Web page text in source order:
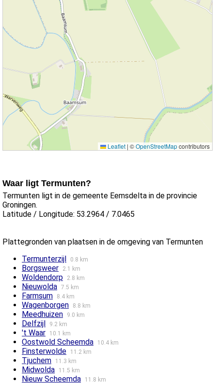
Leaflet | ©OpenStreetMapcontributors
Waar ligt Termunten?
Termunten ligt in de gemeente Eemsdelta in de provincie
Groningen.
Latitude / Longitude: 53.2964 / 7.0465
Plattegronden van plaatsen in de omgeving van Termunten
Termunterzijl
0.8 km
Borgsweer 2.1 km
Woldendorp 2.8 km
Nieuwolda 7.5 km
Farmsum 8.4 km
Wagenborgen 8.8 km
Meedhuizen 9.0 km
Delfzijl 9.2 km
't Waar 10.1 km
Oostwold Scheemda 10.4 km
Finsterwolde 11.2 km
Tjuchem 11.3 km
Midwolda 11.5 km
Nieuw Scheemda 11.8 km